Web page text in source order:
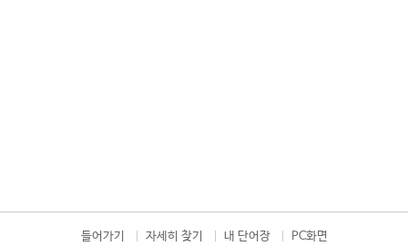
들어가기 자세히 찾기 내 단어장 PC화면